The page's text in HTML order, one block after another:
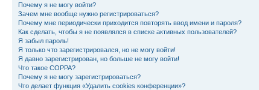
Почему я не могу войти?
Зачем мне вообще нужно регистрироваться?
Почему мне периодически приходится повторять ввод имени и пароля?
Как сделать, чтобы я не появлялся в списке активных пользователей?
Я забыл пароль!
Я только что зарегистрировался, но не могу войти!
Я давно зарегистрирован, но больше не могу войти!
Что такое COPPA?
Почему я не могу зарегистрироваться?
Что делает функция «Удалить cookies конференции»?